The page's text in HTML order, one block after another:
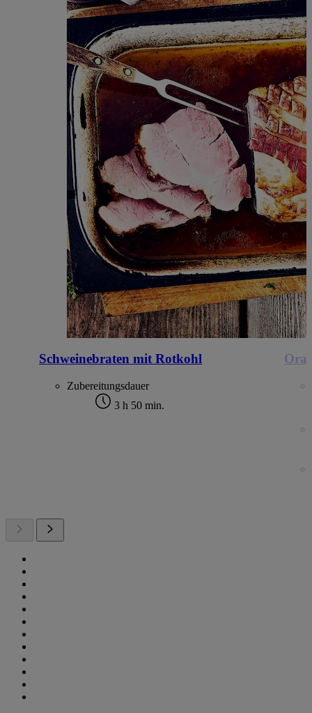
Schweinebraten mit Rotkohl
Zubereitungsdauer
3 h 50 min.